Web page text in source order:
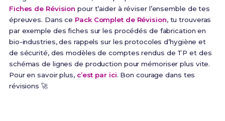
Fiches de Révision pour t’aider à réviser l’ensemble de tes
épreuves. Dans ce Pack Complet de Révision, tu trouveras
par exemple des fiches sur les procédés de fabrication en
bio-industries, des rappels sur les protocoles d’hygiène et
de sécurité, des modèles de comptes rendus de TP et des
schémas de lignes de production pour mémoriser plus vite.
Pour en savoir plus, c’est par ici. Bon courage dans tes
révisions 🚀